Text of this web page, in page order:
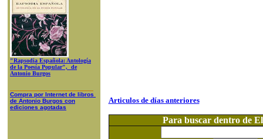
"Rapsodia Española: Antología
de la Poesía Popular", de
Antonio Burgos
Compra por Internetde libros
de Antonio Burgos con
ediciones agotadas
Articulos de días anteriores
Para buscar dentro de